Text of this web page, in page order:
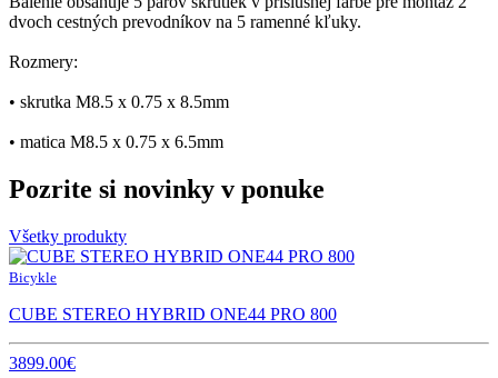
dvoch cestných prevodníkov na 5 ramenné kľuky.
Rozmery:
• skrutka M8.5 x 0.75 x 8.5mm
• matica M8.5 x 0.75 x 6.5mm
Pozrite si novinky v ponuke
Všetky produkty
Bicykle
CUBE STEREO HYBRID ONE44 PRO 800
3899.00€